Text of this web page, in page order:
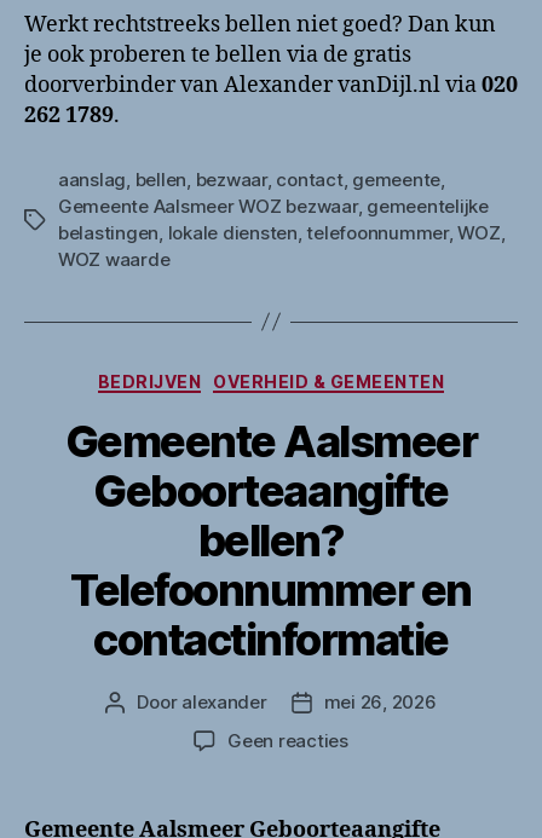
Werkt rechtstreeks bellen niet goed? Dan kun
je ook proberen te bellen via de gratis
doorverbinder van Alexander vanDijl.nl via020
262 1789.
Tags
aanslag bellen bezwaar, contact, gemeente
Gemeente Aalsmeer WOZ bezwaar, gemeentelijke
belastingen lokale diensten ,telefoonnummer,WOZ
WOZ waarde
Categorieën
BEDRIJVEN OVERHEID & GEMEENTEN
Gemeente Aalsmeer
Geboorteaangifte
bellen?
Telefoonnummer en
contactinformatie
Berichtauteur
Door alexander Berichtdatum
mei 26, 2026
Geen reactiesop
Geboorteaangifte
Gemeente Aalsmeer Geboorteaangifte